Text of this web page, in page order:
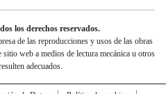
los derechos reservados.
de las reproducciones y usos de las obras
sitio web a medios de lectura mecánica u otros
adecuados.